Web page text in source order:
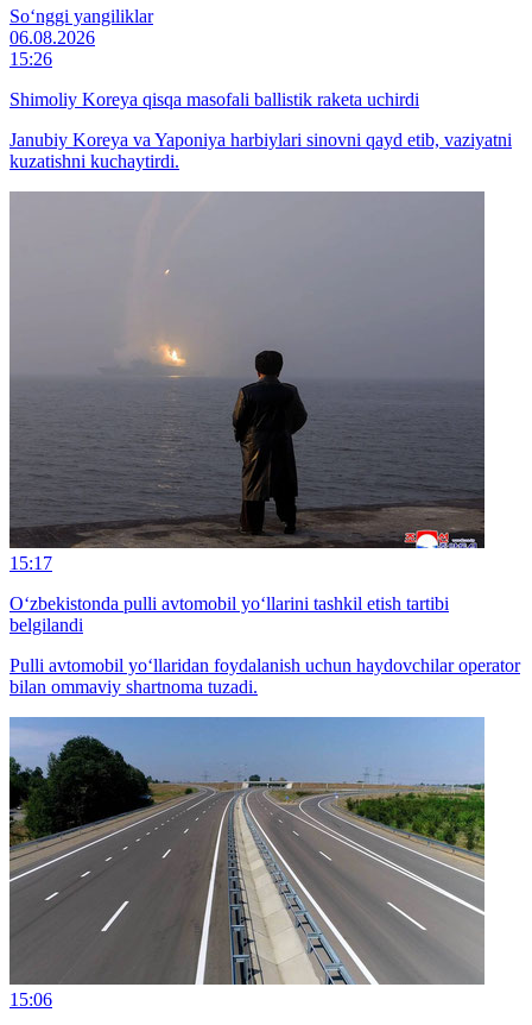
So‘nggi yangiliklar
06.08.2026
15:26
Shimoliy Koreya qisqa masofali ballistik raketa uchirdi
Janubiy Koreya va Yaponiya harbiylari sinovni qayd etib, vaziyatni
kuzatishni kuchaytirdi.
15:17
O‘zbekistonda pulli avtomobil yo‘llarini tashkil etish tartibi
belgilandi
Pulli avtomobil yo‘llaridan foydalanish uchun haydovchilar operator
bilan ommaviy shartnoma tuzadi.
15:06